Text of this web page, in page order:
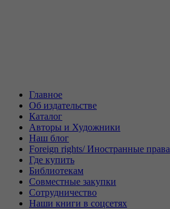
Главное
Об издательстве
Каталог
Авторы и Художники
Наш блог
Foreign rights/ Иностранные права
Где купить
Библиотекам
Совместные закупки
Сотрудничество
Наши книги в соцсетях